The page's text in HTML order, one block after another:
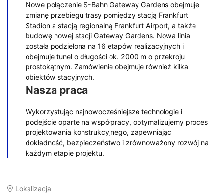
Nowe połączenie S-Bahn Gateway Gardens obejmuje
zmianę przebiegu trasy pomiędzy stacją Frankfurt
Stadion a stacją regionalną Frankfurt Airport, a także
budowę nowej stacji Gateway Gardens. Nowa linia
została podzielona na 16 etapów realizacyjnych i
obejmuje tunel o długości ok. 2000 m o przekroju
prostokątnym. Zamówienie obejmuje również kilka
obiektów stacyjnych.
Nasza praca
Wykorzystując najnowocześniejsze technologie i
podejście oparte na współpracy, optymalizujemy proces
projektowania konstrukcyjnego, zapewniając
dokładność, bezpieczeństwo i zrównoważony rozwój na
każdym etapie projektu.
Lokalizacja